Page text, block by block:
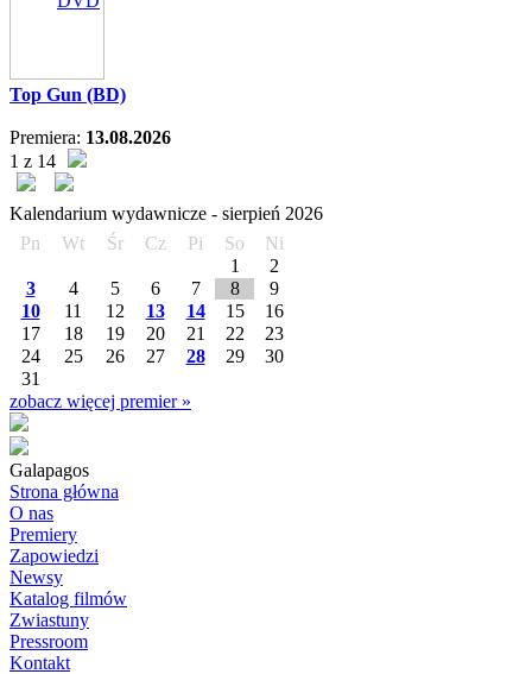
Top Gun (BD)
Premiera: 13.08.2026
1 z 14
Kalendarium wydawnicze - sierpień 2026
Pn
Wt Śr Cz Pi So
Ni
1
2
3
4 5 6 7 8
9
10
11 12 13 14 15
16
17
18 19 20 21 22
23
24
25 26 27 28 29
30
31
zobacz więcej premier »
Galapagos
Strona główna
O nas
Premiery
Zapowiedzi
Newsy
Katalog filmów
Zwiastuny
Pressroom
Kontakt